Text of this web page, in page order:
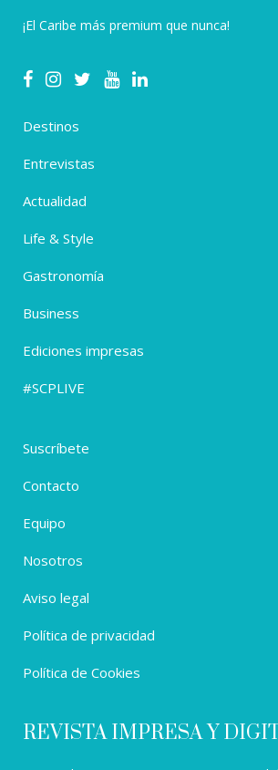
¡El Caribe más premium que nunca!
Destinos
Entrevistas
Actualidad
Life & Style
Gastronomía
Business
Ediciones impresas
#SCPLIVE
Suscríbete
Contacto
Equipo
Nosotros
Aviso legal
Política de privacidad
Política de Cookies
REVISTA IMPRESA Y